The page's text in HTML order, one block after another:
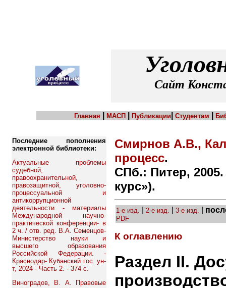
Сайт
Главная МАСП Публикации Студентам
Последние пополнения
электронной библиотеки:
Актуальные проблемы
судебной,
правоохранительной,
правозащитной, уголовно-
процессуальной и
антикоррупционной
деятельности - материалы
Международной научно-
практической конференции- в
2 ч. / отв. ред. В.А. Семенцов-
Министерство науки и
высшего образования
Российской Федерации. -
Краснодар- Кубанский гос. ун-
т, 2024 - Часть 2. - 374 с.
Виноградов, В. А. Правовые
Смирнов А.В.,
процесс.
СПб.: Питер,
курс»).
1-е изд. 2-е изд. 3-е изд.
PDF
К оглавлению
Раздел II.